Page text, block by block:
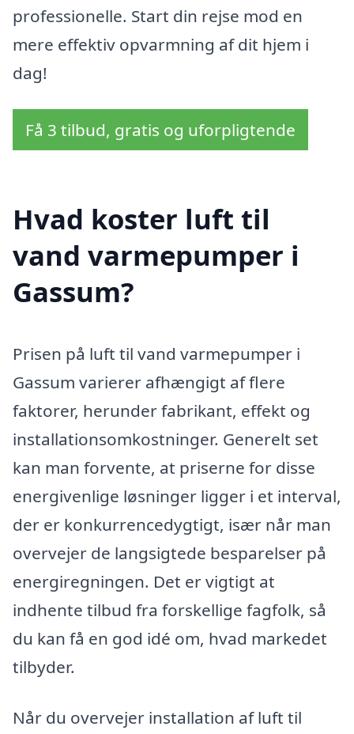
professionelle. Start din rejse mod en
mere effektiv opvarmning af dit hjem i
dag!
Få 3 tilbud, gratis og uforpligtende
Hvad koster luft til
vand varmepumper i
Gassum?
Prisen på luft til vand varmepumper i
Gassum varierer afhængigt af flere
faktorer, herunder fabrikant, effekt og
installationsomkostninger. Generelt set
kan man forvente, at priserne for disse
energivenlige løsninger ligger i et interval,
der er konkurrencedygtigt, især når man
overvejer de langsigtede besparelser på
energiregningen. Det er vigtigt at
indhente tilbud fra forskellige fagfolk, så
du kan få en god idé om, hvad markedet
tilbyder.
Når du overvejer installation af luft til